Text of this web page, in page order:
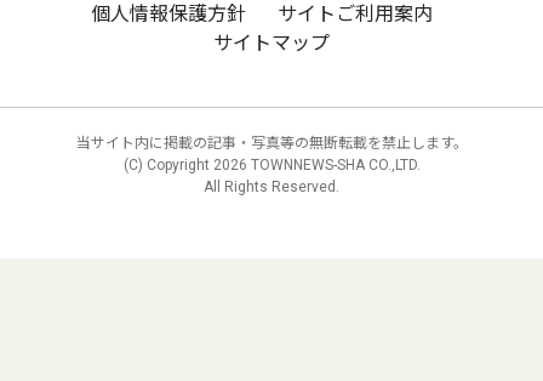
個人情報保護方針
サイトご利用案内
サイトマップ
当サイト内に掲載の記事・写真等の無断転載を禁止します。
(C) Copyright 2026 TOWNNEWS-SHA CO.,LTD.
All Rights Reserved.